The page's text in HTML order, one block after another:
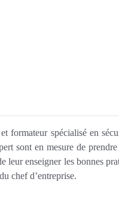
formateur spécialisé en
sont en mesure de
leur enseigner les bonnes
chef d’entreprise.